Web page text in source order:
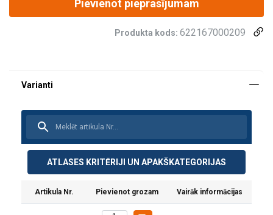
Pievienot pieprasījumam
Produkta kods: 622167000209
ATLASES KRITĒRIJI UN APAKŠKATEGORIJAS
Artikula Nr. Pievienot grozam Vairāk informācijas